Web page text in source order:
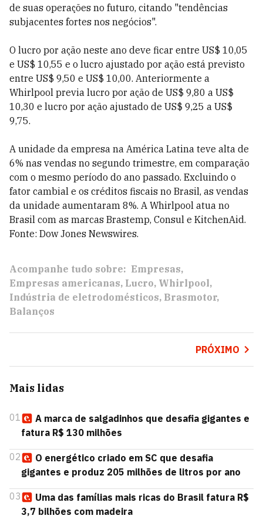
de suas operações no futuro, citando "tendências
subjacentes fortes nos negócios".
O lucro por ação neste ano deve ficar entre US$ 10,05
e US$ 10,55 e o lucro ajustado por ação está previsto
entre US$ 9,50 e US$ 10,00. Anteriormente a
Whirlpool previa lucro por ação de US$ 9,80 a US$
10,30 e lucro por ação ajustado de US$ 9,25 a US$
9,75.
A unidade da empresa na América Latina teve alta de
6% nas vendas no segundo trimestre, em comparação
com o mesmo período do ano passado. Excluindo o
fator cambial e os créditos fiscais no Brasil, as vendas
da unidade aumentaram 8%. A Whirlpool atua no
Brasil com as marcas Brastemp, Consul e KitchenAid.
Fonte: Dow Jones Newswires.
Acompanhe tudo sobre: Empresas
Empresas americanas Lucro Whirlpool
Indústria de eletrodomésticos Brasmotor
Balanços
PRÓXIMO
Mais lidas
01
A marca de salgadinhos que desafia gigantes e
fatura R$ 130 milhões
02
O energético criado em SC que desafia
gigantes e produz 205 milhões de litros por ano
03
Uma das famílias mais ricas do Brasil fatura R$
3,7 bilhões com madeira